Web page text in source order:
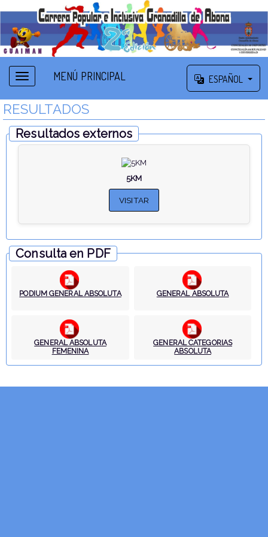
MENÚ PRINCIPAL ESPAÑOL
RESULTADOS
Resultados externos
5KM
VISITAR
Consulta en PDF
PODIUM GENERAL ABSOLUTA GENERAL ABSOLUTA
GENERAL ABSOLUTA
FEMENINA
GENERAL CATEGORIAS
ABSOLUTA